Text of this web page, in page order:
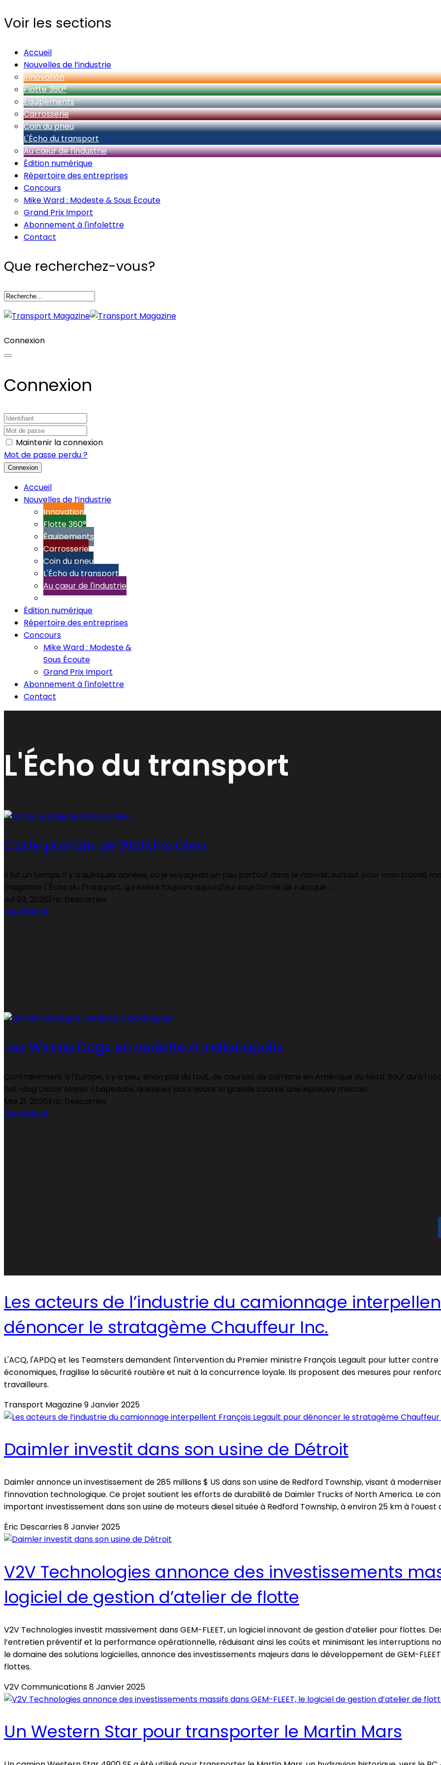
Voir les sections
Accueil
Nouvelles de l’industrie
Innovation
Flotte 360°
Équipements
Carrosserie
Coin du pneu
L'Écho du transport
Au cœur de l'industrie
Édition numérique
Répertoire des entreprises
Concours
Mike Ward : Modeste & Sous Écoute
Grand Prix Import
Abonnement à l'infolettre
Contact
Que recherchez-vous?
Connexion
Connexion
Maintenir la connexion
Mot de passe perdu ?
Connexion
Accueil
Nouvelles de l’industrie
Innovation
Flotte 360°
Équipements
Carrosserie
Coin du pneu
L'Écho du transport
Au cœur de l'industrie
Édition numérique
Répertoire des entreprises
Concours
Mike Ward : Modeste &
Sous Écoute
Grand Prix Import
Abonnement à l'infolettre
Contact
L'Écho du transport
Carte postale de Watkins Glen
Il fut un temps, il y a quelques années, où je voyageais un peu partout dans le monde, surtout pour mon travail,
magazine L'Écho du Transport, qui existe toujours aujourd'hui sous forme de rubrique ...
Jul 03, 2026Éric Descarries
Lire l'article
Les Winnie Dogs en vedette à Indianapolis
Contrairement à l'Europe, il y a peu, sinon pas du tout, de courses de camions en Amérique du Nord. Sauf qu'à
hot-dog Oscar Mayer chapeaute, quelques jours avant la grande course, une épreuve mettan...
Mai 21, 2026Éric Descarries
Lire l'article
Les acteurs de l’industrie du camionnage
dénoncer le stratagème Chauffeur Inc.
L'ACQ, l'APDQ et les Teamsters demandent l'intervention du Premier ministre François Legault pour lutter
économiques, fragilise la sécurité routière et nuit à la concurrence loyale. Ils proposent des mesures pour
travailleurs.
Transport Magazine9 Janvier 2025
Daimler investit dans son usine de Détroit
Daimler annonce un investissement de 285 millions $ US dans son usine de Redford Township, visant à
l’innovation technologique. Ce projet soutient les efforts de durabilité de Daimler Trucks of North America. Le
important investissement dans son usine de moteurs diesel située à Redford Township, à environ 25 km à l’ouest
Éric Descarries8 Janvier 2025
V2V Technologies annonce des investissements
logiciel de gestion d’atelier de flotte
V2V Technologies investit massivement dans GEM-FLEET, un logiciel innovant de gestion d’atelier pour flottes.
l’entretien préventif et la performance opérationnelle, réduisant ainsi les coûts et minimisant les interruptions
le domaine des solutions logicielles, annonce des investissements majeurs dans le développement de GEM-
flottes.
V2V Communications8 Janvier 2025
Un Western Star pour transporter le Martin Mars